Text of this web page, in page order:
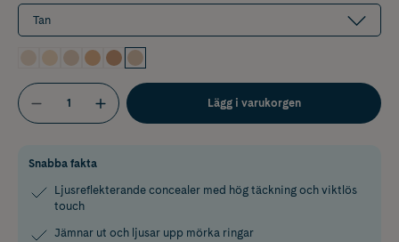
Tan
Lägg i varukorgen
Snabba fakta
Ljusreflekterande concealer med hög täckning och viktlös
touch
Jämnar ut och ljusar upp mörka ringar